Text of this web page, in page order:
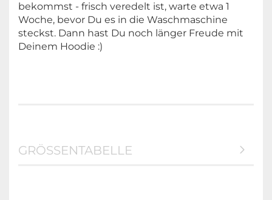
bekommst - frisch veredelt ist, warte etwa 1
Woche, bevor Du es in die Waschmaschine
steckst. Dann hast Du noch länger Freude mit
Deinem Hoodie :)
GRÖSSENTABELLE